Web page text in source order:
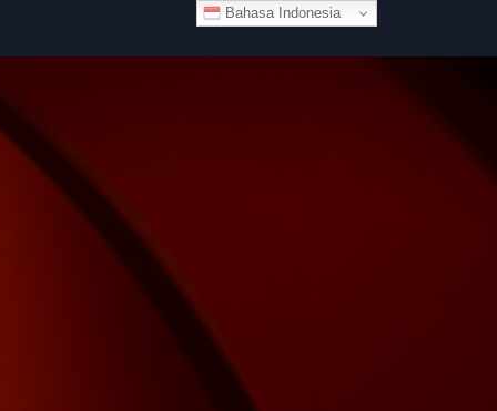
Bahasa Indonesia